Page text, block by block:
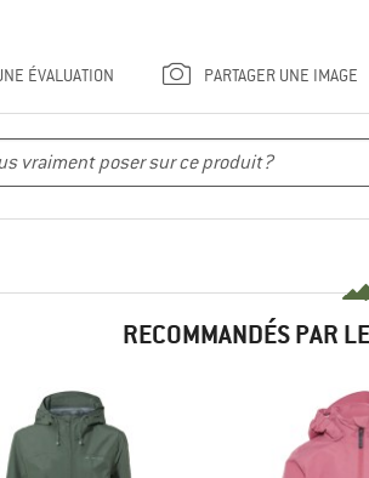
ÉVALUATION PARTAGER UNE IMAGE
RECOMMANDÉS PAR